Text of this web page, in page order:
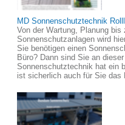
MD Sonnenschutztechnik
Von der Wartung, Planung
Sonnenschutzanlagen wird
Sie benötigen einen
Büro? Dann sind Sie an
Sonnenschutztechnik hat ein
ist sicherlich auch für Sie das